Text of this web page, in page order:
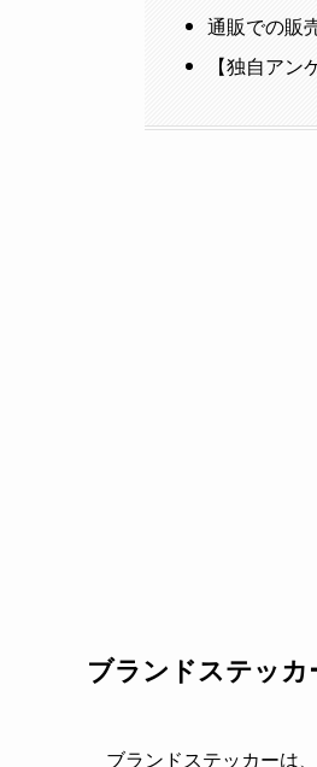
通販での販
【独自ア
ブランドステッカ
ブランドステッカーは